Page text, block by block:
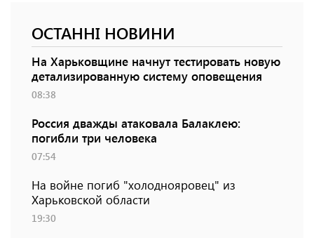
ОСТАННІ НОВИНИ
На Харьковщине начнут тестировать новую
детализированную систему оповещения
08:38
Россия дважды атаковала Балаклею:
погибли три человека
07:54
На войне погиб "холоднояровец" из
Харьковской области
19:30